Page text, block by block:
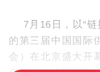
7月16日，以“链
的第三届中国国际
会）在北京盛大开